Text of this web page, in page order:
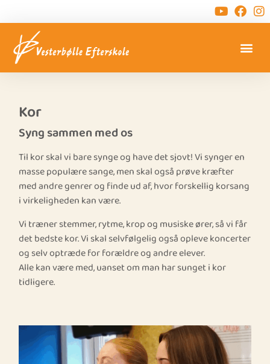
Kor
Syng sammen med os
Til kor skal vi bare synge og have det sjovt! Vi synger en
masse populære sange, men skal også prøve kræfter
med andre genrer og finde ud af, hvor forskellig korsang
i virkeligheden kan være.
Vi træner stemmer, rytme, krop og musiske ører, så vi får
det bedste kor. Vi skal selvfølgelig også opleve koncerter
og selv optræde for forældre og andre elever.
Alle kan være med, uanset om man har sunget i kor
tidligere.